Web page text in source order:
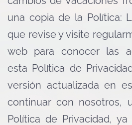
una copia de la Política:
que revise y visite
web para conocer las
esta Política de
versión actualizada en
continuar con nosotros,
Política de Privacidad,